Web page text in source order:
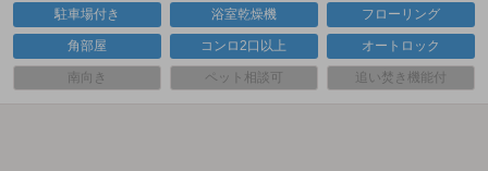
駐車場付き 浴室乾燥機 フローリング
角部屋 コンロ2口以上 オートロック
南向き ペット相談可 追い焚き機能付